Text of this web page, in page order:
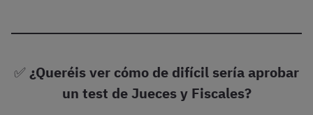
✅ ¿Queréis ver cómo de difícil sería aprobar
un test de Jueces y Fiscales?